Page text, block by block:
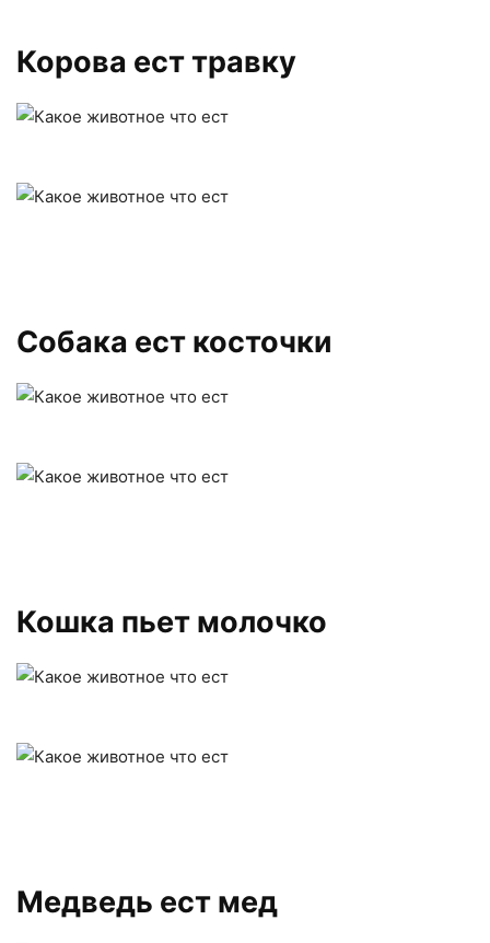
Корова ест травку
Собака ест косточки
Кошка пьет молочко
Медведь ест мед